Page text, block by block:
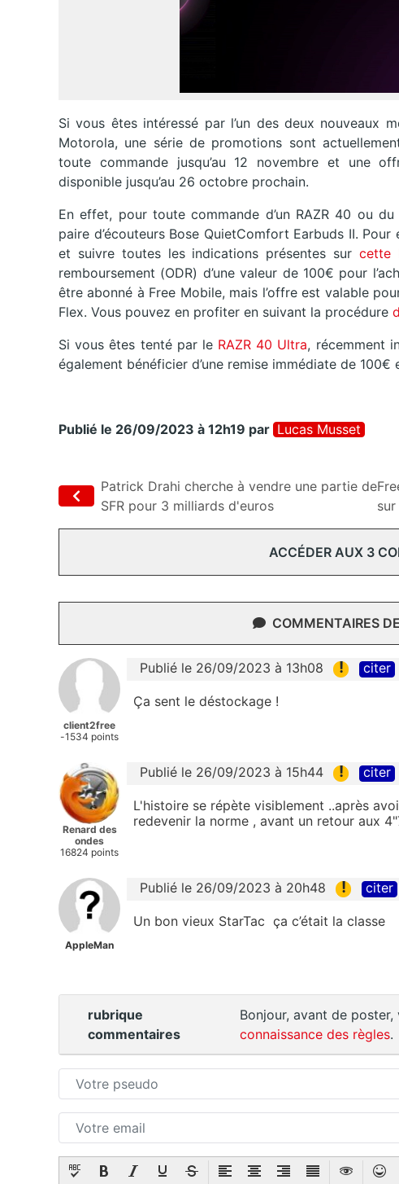
Si vous êtes intéressé par l’un des deux nouveaux
Motorola, une série de promotions sont
toute commande jusqu’au 12 novembre et une
disponible jusqu’au 26 octobre prochain.
En effet, pour toute commande d’un RAZR 40 ou
paire d’écouteurs Bose QuietComfort Earbuds II.
et suivre toutes les indications présentes surcette
remboursement (ODR) d’une valeur de 100€ pour
être abonné à Free Mobile, mais l’offre est valable
Flex. Vous pouvez en profiter en suivant la procédure
Si vous êtes tenté par le RAZR 40 Ultra, récemment
également bénéficier d’une remise immédiate de
Publié le 26/09/2023 à 12h19 par Lucas Musset
Patrick Drahi cherche à vendre une partie de
SFR pour 3 milliards d'euros
ACCÉDER AUX 3
COMMENTAIRES
client2free
-1534 points
Publié le 26/09/2023 à 13h08 ! citer
Ça sent le déstockage !
Renard des
ondes
16824 points
Publié le 26/09/2023 à 15h44 ! citer
L'histoire se répète visiblement ..après
redevenir la norme , avant un retour aux
AppleMan
Publié le 26/09/2023 à 20h48 ! citer
Un bon vieux StarTac ça c’était la classe
rubrique
commentaires
Bonjour, avant de
connaissance des règles.